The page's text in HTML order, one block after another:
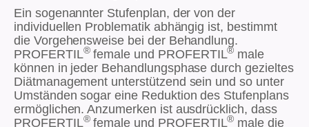
Ein sogenannter Stufenplan, der von der
individuellen Problematik abhängig ist, bestimmt
die Vorgehensweise bei der Behandlung.
PROFERTIL®female und PROFERTIL® male
können in jeder Behandlungsphase durch gezieltes
Diätmanagement unterstützend sein und so unter
Umständen sogar eine Reduktion des Stufenplans
ermöglichen. Anzumerken ist ausdrücklich, dass
PROFERTIL®female und PROFERTIL® male die